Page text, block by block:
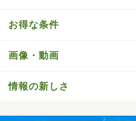
お得な条件
画像・動画
情報の新しさ